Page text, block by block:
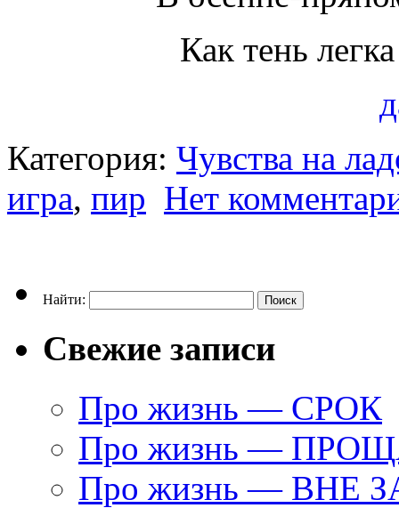
Как тень
Категория: Чувства на
игра, пир Нет
Найти:
Свежие записи
Про жизнь — СРОК
Про жизнь —
Про жизнь — ВНЕ